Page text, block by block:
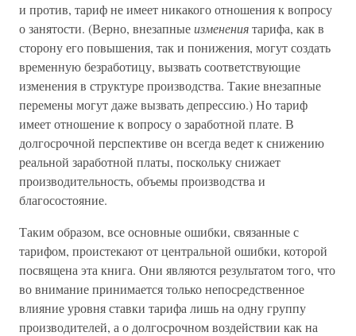
и против, тариф не имеет никакого отношения к вопросу
о занятости. (Верно, внезапныеизменениятарифа, как в
сторону его повышения, так и понижения, могут создать
временную безработицу, вызвать соответствующие
изменения в структуре производства. Такие внезапные
перемены могут даже вызвать депрессию.) Но тариф
имеет отношение к вопросу о заработной плате. В
долгосрочной перспективе он всегда ведет к снижению
реальной заработной платы, поскольку снижает
производительность, объемы производства и
благосостояние.
Таким образом, все основные ошибки, связанные с
тарифом, проистекают от центральной ошибки, которой
посвящена эта книга. Они являются результатом того, что
во внимание принимается только непосредственное
влияние уровня ставки тарифа лишь на одну группу
производителей, а о долгосрочном воздействии как на